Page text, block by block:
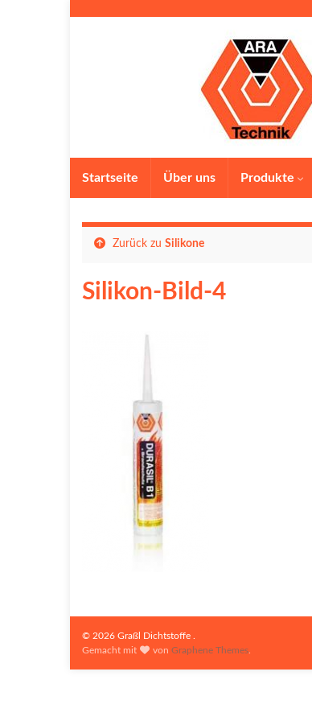
Startseite Über uns Produkte
Zurück zu Silikone
Silikon-Bild-4
© 2026 Graßl Dichtstoffe .
Gemacht mit
vonGraphene Themes